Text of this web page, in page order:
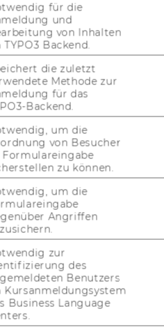
für die
und
von Inhalten
TYPO3 Backend.
die zuletzt
Methode zur
für das
Backend.
um die
von Besucher
Formulareingabe
zu können.
um die
Angriffen
zur
des
Benutzers
Kursanmeldungsystem
Business Language